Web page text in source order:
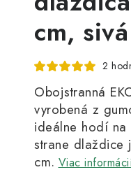
cm, sivá
2
Obojstranná
vyrobená z
ideálne hodí
strane
cm. Viac